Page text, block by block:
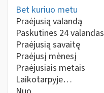
Bet kuriuo metu
Praėjusią valandą
Paskutines 24 valandas
Praėjusią savaitę
Praėjusį mėnesį
Praėjusiais metais
Laikotarpyje…